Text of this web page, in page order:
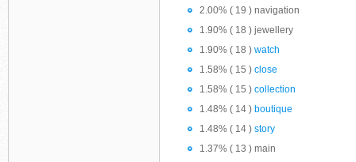
2.00% ( 19 ) navigation
1.90% ( 18 ) jewellery
1.90% ( 18 ) watch
1.58% ( 15 ) close
1.58% ( 15 ) collection
1.48% ( 14 ) boutique
1.48% ( 14 ) story
1.37% ( 13 ) main